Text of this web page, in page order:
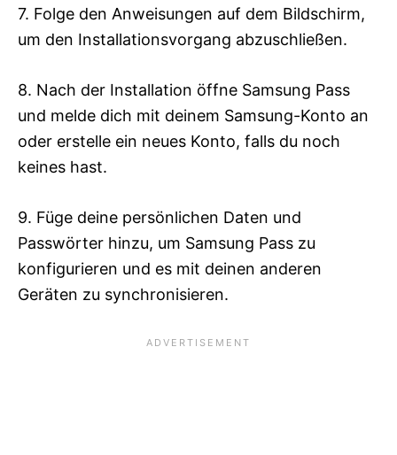
7. Folge den Anweisungen auf dem Bildschirm,
um den Installationsvorgang abzuschließen.
8. Nach der Installation öffne Samsung Pass
und melde dich mit deinem Samsung-Konto an
oder erstelle ein neues Konto, falls du noch
keines hast.
9. Füge deine persönlichen Daten und
Passwörter hinzu, um Samsung Pass zu
konfigurieren und es mit deinen anderen
Geräten zu synchronisieren.